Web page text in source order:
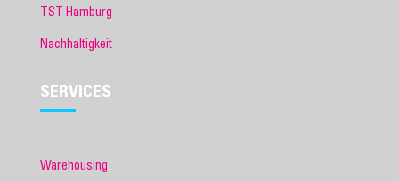
TST Hamburg
Nachhaltigkeit
SERVICES
Warehousing